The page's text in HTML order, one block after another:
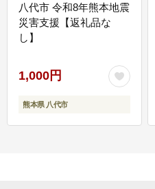
八代市 令和8年熊本地震
災害支援【返礼品な
し】
1,000円
熊本県 八代市